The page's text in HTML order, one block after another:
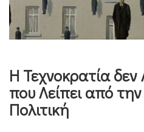
Η Τεχνοκρατία
που Λείπει από
Πολιτική